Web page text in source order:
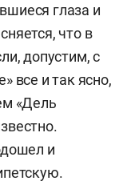
глаза и
что в
допустим, с
все и так ясно,
«Дель
и